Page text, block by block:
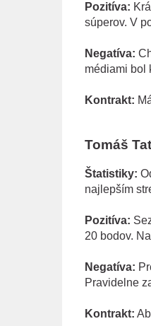
Pozitíva:
súperov. V
Negatíva:
médiami bol
Kontrakt:
Tomáš
Štatistiky:
najlepším
Pozitíva:
20 bodov.
Negatíva:
Pravidelne
Kontrakt: